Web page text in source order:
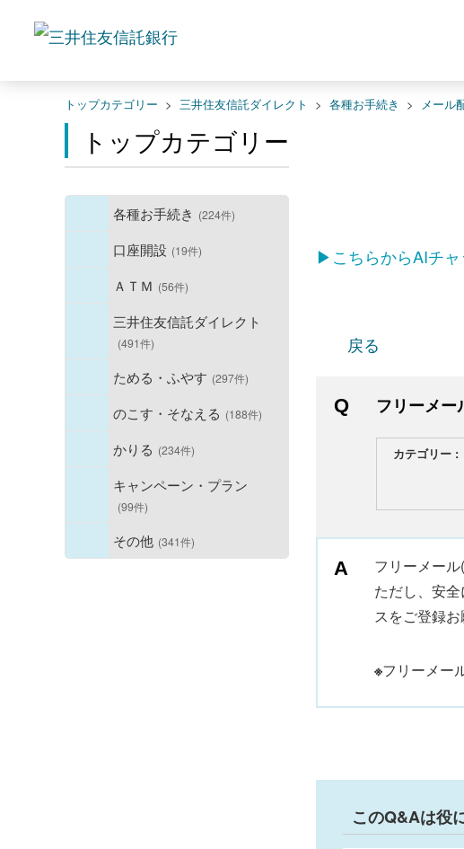
トップカテゴリー > 三井住友信託ダイレクト > 各種お手続き > メール
トップカテゴリー
各種お手続き (224件)
口座開設 (19件)
ＡＴＭ (56件)
三井住友信託ダイレクト
(491件)
ためる・ふやす (297件)
のこす・そなえる (188件)
かりる (234件)
キャンペーン・プラン
(99件)
その他 (341件)
▶こちらからAIチ
戻る
フリーメ
カテゴリー :
フリーメール(
ただし、安
スをご登録お
※フリーメー
このQ&Aは役